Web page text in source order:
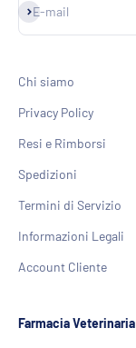
E-mail
Iscriviti alla newsletter
Chi siamo
Privacy Policy
Resi e Rimborsi
Spedizioni
Termini di Servizio
Informazioni Legali
Account Cliente
Farmacia Veterinaria